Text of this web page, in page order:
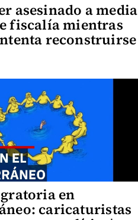
asesinado a media
fiscalía mientras
reconstruirse
en
caricaturistas